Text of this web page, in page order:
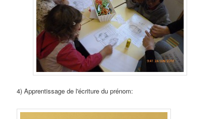
4) Apprentissage de l'écriture du prénom: